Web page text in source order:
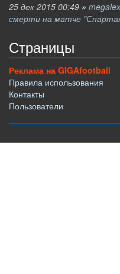
25 дек 2015 00:49 » megalex
смерти на матче
Страницы
Реклама на GIGAfootball
Правила использования
Контакты
Пользователи